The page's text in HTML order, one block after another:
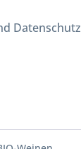
Datenschutz